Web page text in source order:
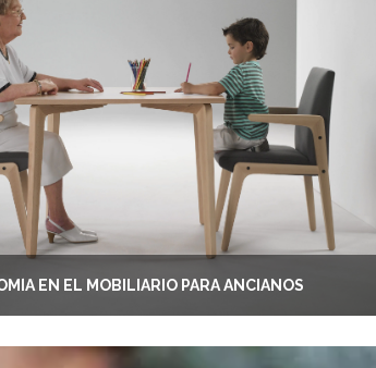
EN EL MOBILIARIO PARA ANCIANOS